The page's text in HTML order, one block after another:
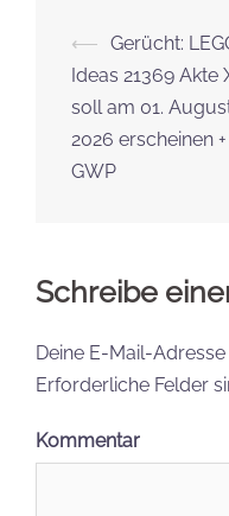
Beitrags-
⟵ Gerücht:
Ideas 21369 Akte
soll am 01.
2026 erscheinen +
GWP
Schreibe
Deine E-Mail-
Erforderliche Felder
Kommentar